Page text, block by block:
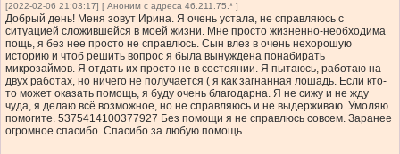
[2022-02-06 21:03:17] [ Аноним с адреса 46.211.75.* ]
Добрый день! Меня зовут Ирина. Я очень устала, не справляюсь с
ситуацией сложившейся в моей жизни. Мне просто жизненно-необходима
пощь, я без нее просто не справлюсь. Сын влез в очень нехорошую
историю и чтоб решить вопрос я была вынуждена понабирать
микрозаймов. Я отдать их просто не в состоянии. Я пытаюсь, работаю на
двух работах, но ничего не получается ( я как загнанная лошадь. Если кто-
то может оказать помощь, я буду очень благодарна. Я не сижу и не жду
чуда, я делаю всё возможное, но не справляюсь и не выдерживаю. Умоляю
помогите. 5375414100377927 Без помощи я не справлюсь совсем. Заранее
огромное спасибо. Спасибо за любую помощь.